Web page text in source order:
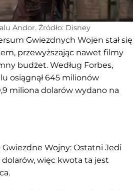
Andor. Źródło: Disney
Gwiezdnych Wojen stał się
przewyższając nawet filmy
budżet. Według Forbes,
osiągnął 645 milionów
miliona dolarów wydano na
Wojny: Ostatni Jedi
dolarów, więc kwota ta jest